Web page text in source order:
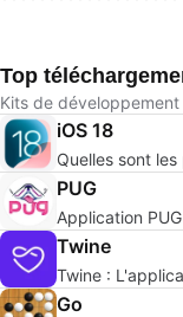
Top
Kits de
iOS 18
Quelles sont
PUG
Application
Twine
Twine :
Go